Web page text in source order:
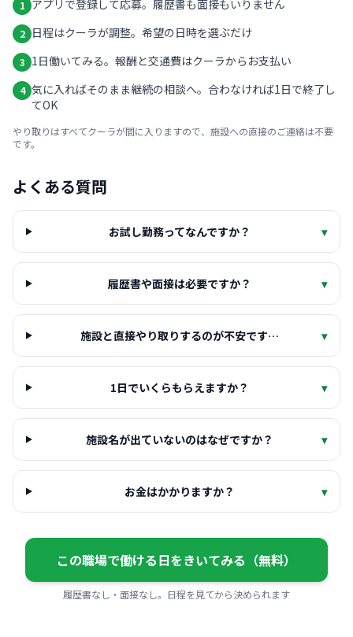
1 アプリで登録して応募。履歴書も面接もいりません
2 日程はクーラが調整。希望の日時を選ぶだけ
3 1日働いてみる。報酬と交通費はクーラからお支払い
4 気に入ればそのまま継続の相談へ。合わなければ1日で終了し
てOK
やり取りはすべてクーラが間に入りますので、施設への直接のご連絡は不要
です。
よくある質問
お試し勤務ってなんですか？ ▾
履歴書や面接は必要ですか？ ▾
施設と直接やり取りするのが不安です… ▾
1日でいくらもらえますか？ ▾
施設名が出ていないのはなぜですか？ ▾
お金はかかりますか？ ▾
この職場で働ける日をきいてみる（無料）
履歴書なし・面接なし。日程を見てから決められます